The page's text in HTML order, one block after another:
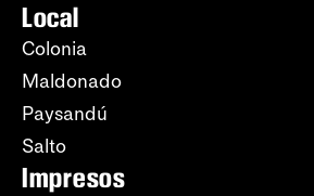
Local
Colonia
Maldonado
Paysandú
Salto
Impresos